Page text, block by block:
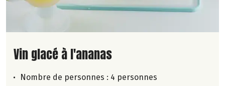
Lire la suite de la recette
Vin glacé à l'ananas
Nombre de personnes : 4 personnes